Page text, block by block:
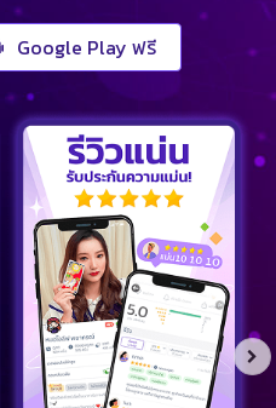
Google Play ฟรี